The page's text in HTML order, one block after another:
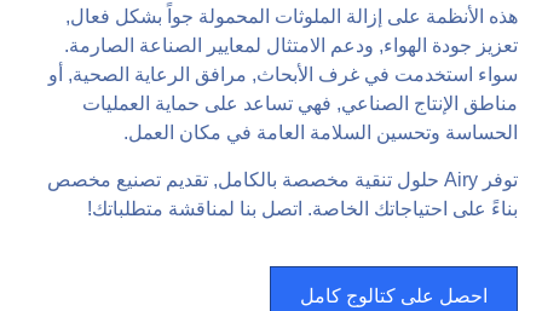
هذه الأنظمة على إزالة الملوثات المحمولة جواً بشكل فعال,
تعزيز جودة الهواء, ودعم الامتثال لمعايير الصناعة الصارمة.
سواء استخدمت في غرف الأبحاث, مرافق الرعاية الصحية, أو
مناطق الإنتاج الصناعي, فهي تساعد على حماية العمليات
الحساسة وتحسين السلامة العامة في مكان العمل.
توفر Airy حلول تنقية مخصصة بالكامل, تقديم تصنيع مخصص
بناءً على احتياجاتك الخاصة. اتصل بنا لمناقشة متطلباتك!
احصل على كتالوج كامل